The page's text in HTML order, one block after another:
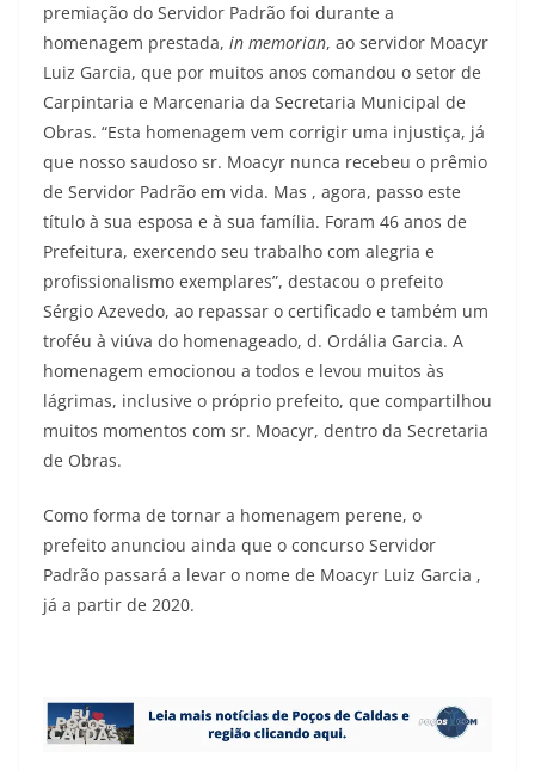
premiação do Servidor Padrão foi durante a
homenagem prestada, in memorian, ao servidor Moacyr
Luiz Garcia, que por muitos anos comandou o setor de
Carpintaria e Marcenaria da Secretaria Municipal de
Obras. “Esta homenagem vem corrigir uma injustiça, já
que nosso saudoso sr. Moacyr nunca recebeu o prêmio
de Servidor Padrão em vida. Mas , agora, passo este
título à sua esposa e à sua família. Foram 46 anos de
Prefeitura, exercendo seu trabalho com alegria e
profissionalismo exemplares”, destacou o prefeito
Sérgio Azevedo, ao repassar o certificado e também um
troféu à viúva do homenageado, d. Ordália Garcia. A
homenagem emocionou a todos e levou muitos às
lágrimas, inclusive o próprio prefeito, que compartilhou
muitos momentos com sr. Moacyr, dentro da Secretaria
de Obras.
Como forma de tornar a homenagem perene, o
prefeito anunciou ainda que o concurso Servidor
Padrão passará a levar o nome de Moacyr Luiz Garcia ,
já a partir de 2020.